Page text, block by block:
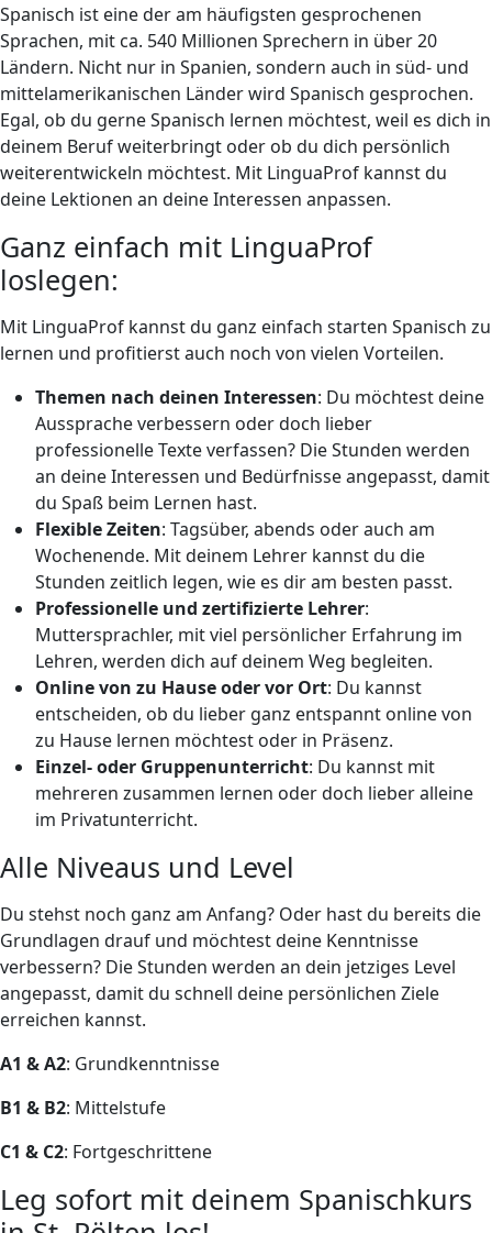
Spanisch ist eine der am häufigsten gesprochenen
Sprachen, mit ca. 540 Millionen Sprechern in über 20
Ländern. Nicht nur in Spanien, sondern auch in süd- und
mittelamerikanischen Länder wird Spanisch gesprochen.
Egal, ob du gerne Spanisch lernen möchtest, weil es dich in
deinem Beruf weiterbringt oder ob du dich persönlich
weiterentwickeln möchtest. Mit LinguaProf kannst du
deine Lektionen an deine Interessen anpassen.
Ganz einfach mit LinguaProf
loslegen:
Mit LinguaProf kannst du ganz einfach starten Spanisch zu
lernen und profitierst auch noch von vielen Vorteilen.
Themen nach deinen Interessen: Du möchtest deine
Aussprache verbessern oder doch lieber
professionelle Texte verfassen? Die Stunden werden
an deine Interessen und Bedürfnisse angepasst, damit
du Spaß beim Lernen hast.
Flexible Zeiten: Tagsüber, abends oder auch am
Wochenende. Mit deinem Lehrer kannst du die
Stunden zeitlich legen, wie es dir am besten passt.
Professionelle und zertifizierte Lehrer:
Muttersprachler, mit viel persönlicher Erfahrung im
Lehren, werden dich auf deinem Weg begleiten.
Online von zu Hause oder vor Ort: Du kannst
entscheiden, ob du lieber ganz entspannt online von
zu Hause lernen möchtest oder in Präsenz.
Einzel- oder Gruppenunterricht: Du kannst mit
mehreren zusammen lernen oder doch lieber alleine
im Privatunterricht.
Alle Niveaus und Level
Du stehst noch ganz am Anfang? Oder hast du bereits die
Grundlagen drauf und möchtest deine Kenntnisse
verbessern? Die Stunden werden an dein jetziges Level
angepasst, damit du schnell deine persönlichen Ziele
erreichen kannst.
A1 & A2: Grundkenntnisse
B1 & B2: Mittelstufe
C1 & C2: Fortgeschrittene
Leg sofort mit deinem Spanischkurs